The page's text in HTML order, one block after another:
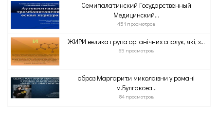
Семипалатинский Государственный
Медицинский...
451 просмотров
ЖИРИ велика група органічних сполук, які, з...
65 просмотров
образ Маргарити миколаївни у романі
м.Булгакова...
84 просмотров